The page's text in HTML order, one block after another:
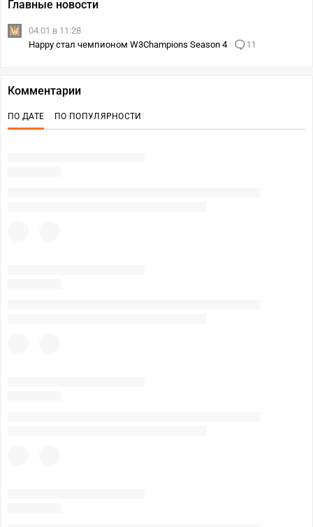
Главные новости
04.01 в 11:28
Happy стал чемпионом W3Champions Season 4
11
Комментарии
ПО ДАТЕ ПО ПОПУЛЯРНОСТИ